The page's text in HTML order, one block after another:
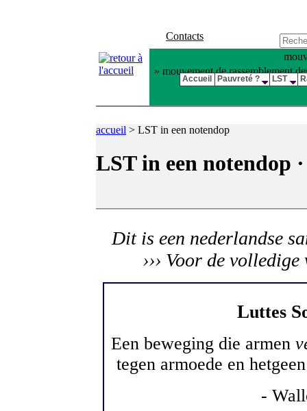
Contacts
» mouvement de rassemblement
accueil > LST in een notendop
LST in een notendop
Dit is een nederlandse
››› Voor de
Luttes S
Een beweging die armen
tegen armoede en
-
Accueil Pauvreté ? LST